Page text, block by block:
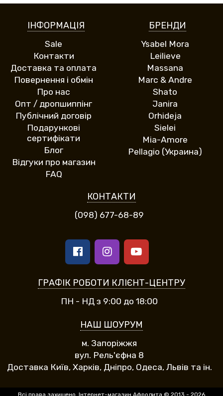
ІНФОРМАЦІЯ
Sale
Контакти
Доставка та оплата
Повернення і обмін
Про нас
Опт / дропшиппінг
Публічний договір
Подарункові
сертифікати
Блог
Відгуки про магазин
FAQ
БРЕНДИ
Ysabel Mora
Leilieve
Massana
Marc & Andre
Shato
Janira
Orhideja
Sielei
Mia-Amore
Pellagio (Украина)
КОНТАКТИ
(098) 677-68-89
ГРАФІК РОБОТИ КЛІЄНТ-ЦЕНТРУ
ПН - НД з 9:00 до 18:00
НАШ ШОУРУМ
м. Запоріжжя
вул. Рель'єфна 8
Доставка Київ, Харків, Дніпро, Одеса, Львів та ін.
Всі права захищено. Інтернет-магазин Афродита © 2013 - 2026